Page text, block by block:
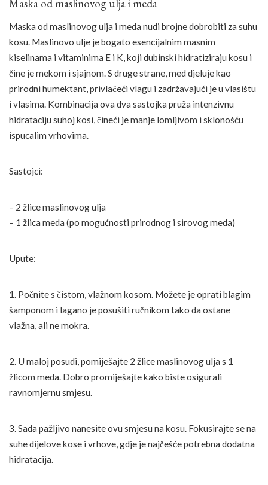
Maska od maslinovog ulja i meda
Maska od maslinovog ulja i meda nudi brojne dobrobiti za suhu
kosu. Maslinovo ulje je bogato esencijalnim masnim
kiselinama i vitaminima E i K, koji dubinski hidratiziraju kosu i
čine je mekom i sjajnom. S druge strane, med djeluje kao
prirodni humektant, privlačeći vlagu i zadržavajući je u vlasištu
i vlasima. Kombinacija ova dva sastojka pruža intenzivnu
hidrataciju suhoj kosi, čineći je manje lomljivom i sklonošću
ispucalim vrhovima.
Sastojci:
– 2 žlice maslinovog ulja
– 1 žlica meda (po mogućnosti prirodnog i sirovog meda)
Upute:
1. Počnite s čistom, vlažnom kosom. Možete je oprati blagim
šamponom i lagano je posušiti ručnikom tako da ostane
vlažna, ali ne mokra.
2. U maloj posudi, pomiješajte 2 žlice maslinovog ulja s 1
žlicom meda. Dobro promiješajte kako biste osigurali
ravnomjernu smjesu.
3. Sada pažljivo nanesite ovu smjesu na kosu. Fokusirajte se na
suhe dijelove kose i vrhove, gdje je najčešće potrebna dodatna
hidratacija.